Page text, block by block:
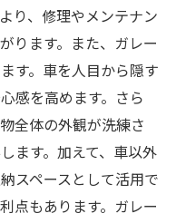
想の住まいと快適生
り、修理やメンテナン
ります。また、ガレー
す。車を人目から隠す
感を高めます。さら
全体の外観が洗練さ
ます。加えて、車以外
スペースとして活用で
点もあります。ガレー